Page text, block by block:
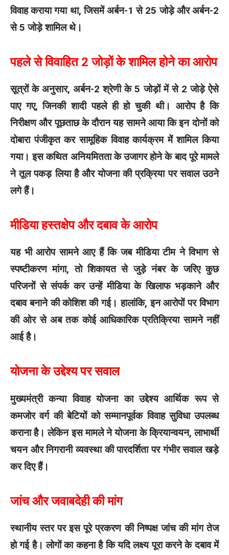
विवाह कराया गया था, जिसमें अर्बन-1 से 25 जोड़े और अर्बन-2
से 5 जोड़े शामिल थे।
पहले से विवाहित 2 जोड़ों के शामिल होने का आरोप
सूत्रों के अनुसार, अर्बन-2 श्रेणी के 5 जोड़ों में से 2 जोड़े ऐसे
पाए गए, जिनकी शादी पहले ही हो चुकी थी। आरोप है कि
निरीक्षण और पूछताछ के दौरान यह सामने आया कि इन दोनों को
दोबारा पंजीकृत कर सामूहिक विवाह कार्यक्रम में शामिल किया
गया। इस कथित अनियमितता के उजागर होने के बाद पूरे मामले
ने तूल पकड़ लिया है और योजना की प्रक्रिया पर सवाल उठने
लगे हैं।
मीडिया हस्तक्षेप और दबाव के आरोप
यह भी आरोप सामने आए हैं कि जब मीडिया टीम ने विभाग से
स्पष्टीकरण मांगा, तो शिकायत से जुड़े नंबर के जरिए कुछ
परिजनों से संपर्क कर उन्हें मीडिया के खिलाफ भड़काने और
दबाव बनाने की कोशिश की गई। हालांकि, इन आरोपों पर विभाग
की ओर से अब तक कोई आधिकारिक प्रतिक्रिया सामने नहीं
आई है।
योजना के उद्देश्य पर सवाल
मुख्यमंत्री कन्या विवाह योजना का उद्देश्य आर्थिक रूप से
कमजोर वर्ग की बेटियों को सम्मानपूर्वक विवाह सुविधा उपलब्ध
कराना है। लेकिन इस मामले ने योजना के क्रियान्वयन, लाभार्थी
चयन और निगरानी व्यवस्था की पारदर्शिता पर गंभीर सवाल खड़े
कर दिए हैं।
जांच और जवाबदेही की मांग
स्थानीय स्तर पर इस पूरे प्रकरण की निष्पक्ष जांच की मांग तेज
हो गई है। लोगों का कहना है कि यदि लक्ष्य पूरा करने के दबाव में